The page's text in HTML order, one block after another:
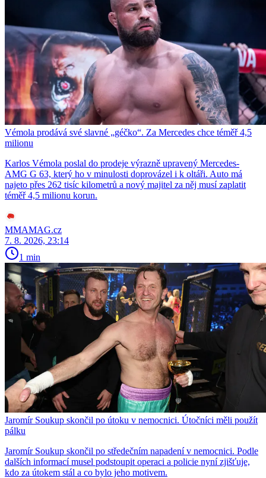
Vémola prodává své slavné „géčko“. Za Mercedes chce téměř 4,5
milionu
Karlos Vémola poslal do prodeje výrazně upravený Mercedes-
AMG G 63, který ho v minulosti doprovázel i k oltáři. Auto má
najeto přes 262 tisíc kilometrů a nový majitel za něj musí zaplatit
téměř 4,5 milionu korun.
MMAMAG.cz
7. 8. 2026, 23:14
1 min
Jaromír Soukup skončil po útoku v nemocnici. Útočníci měli použít
pálku
Jaromír Soukup skončil po středečním napadení v nemocnici. Podle
dalších informací musel podstoupit operaci a policie nyní zjišťuje,
kdo za útokem stál a co bylo jeho motivem.